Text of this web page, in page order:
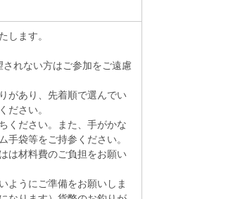
します。
れない方はご参加をご遠慮
があり、先着順で選んでい
ださい。
ください。また、手がかな
手袋等をご持参ください。
は材料費のご負担をお願い
ようにご準備をお願いしま